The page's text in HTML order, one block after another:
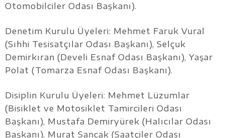
Otomobilciler Odası Başkanı).
Denetim Kurulu Üyeleri: Mehmet Faruk Vural
(Sıhhi Tesisatçılar Odası Başkanı), Selçuk
Demirkıran (Develi Esnaf Odası Başkanı), Yaşar
Polat (Tomarza Esnaf Odası Başkanı).
Disiplin Kurulu Üyeleri: Mehmet Lüzumlar
(Bisiklet ve Motosiklet Tamircileri Odası
Başkanı), Mustafa Demiryürek (Halıcılar Odası
Başkanı), Murat Sancak (Saatçiler Odası